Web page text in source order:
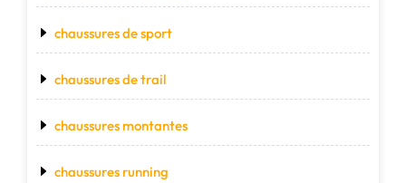
chaussures de sport
chaussures de trail
chaussures montantes
chaussures running